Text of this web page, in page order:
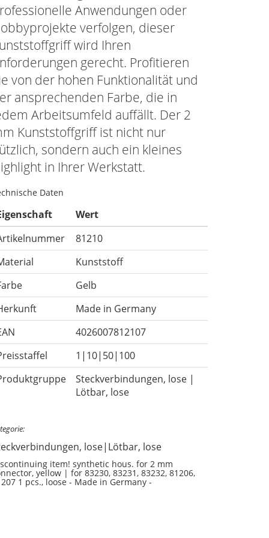
Anwendungen oder
verfolgen, dieser
wird Ihren
gerecht. Profitieren
von der hohen Funktionalität und
ansprechenden Farbe, die in
Arbeitsumfeld auffällt. Der 2
Kunststoffgriff ist nicht nur
sondern auch ein kleines
in Ihrer Werkstatt.
Daten
Wert
81210
Kunststoff
Gelb
Made in Germany
4026007812107
1|10|50|100
Steckverbindungen, lose |
Lötbar, lose
lose|Lötbar, lose
item! synthetic hous. for 2 mm
yellow | for 83230, 83231, 83232, 81206,
1 pcs., loose - Made in Germany -